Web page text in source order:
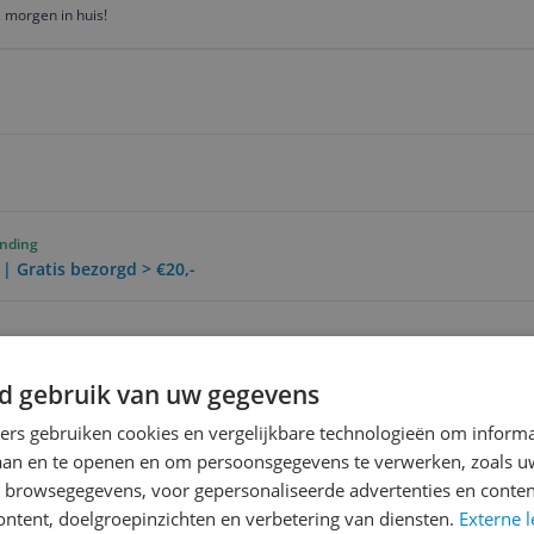
in huis!
Gratis bezorgd > €20,-
Er zijn nog geen
Heb jij dit product in bezit
met het schrijven van je
een review gemiddeld
gebruik van uw gegevens
gebruiken cookies en vergelijkbare technologieën om
en te openen en om persoonsgegevens te verwerken, zoals
voor gepersonaliseerde advertenties en
doelgroepinzichten en verbetering van diensten. Externe